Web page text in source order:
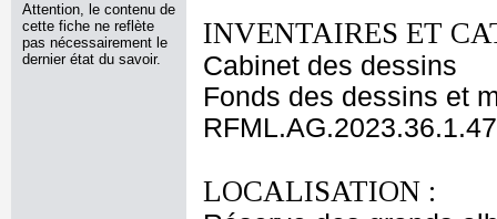
Attention, le contenu de
cette fiche ne reflète
pas nécessairement le
dernier état du savoir.
INVENTAIRES ET
Cabinet des dessins
Fonds des dessins et
LOCALISATION :